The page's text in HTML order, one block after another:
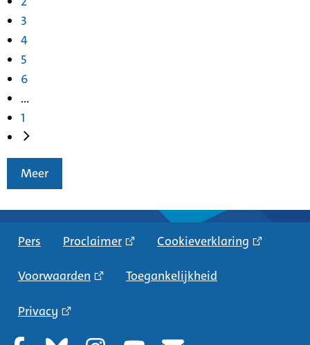
3
4
5
6
...
1
Meer
Pers Proclaimer Cookieverklaring
Voorwaarden Toegankelijkheid
Privacy